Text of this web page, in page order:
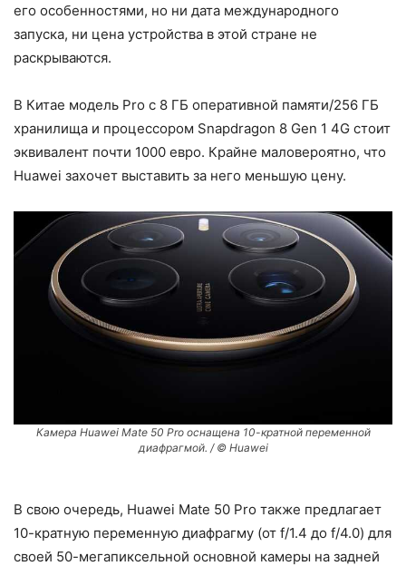
его особенностями, но ни дата международного
запуска, ни цена устройства в этой стране не
раскрываются.
В Китае модель Pro с 8 ГБ оперативной памяти/256 ГБ
хранилища и процессором Snapdragon 8 Gen 1 4G стоит
эквивалент почти 1000 евро. Крайне маловероятно, что
Huawei захочет выставить за него меньшую цену.
Камера Huawei Mate 50 Pro оснащена 10-кратной переменной
диафрагмой. / © Huawei
В свою очередь, Huawei Mate 50 Pro также предлагает
10-кратную переменную диафрагму (от f/1.4 до f/4.0) для
своей 50-мегапиксельной основной камеры на задней